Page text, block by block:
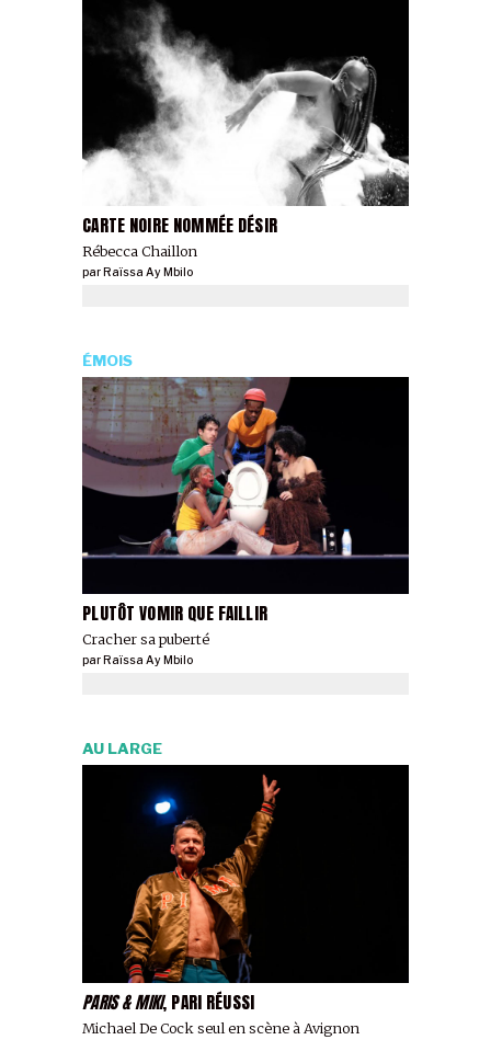
CARTE NOIRE NOMMÉE DÉSIR
Rébecca Chaillon
parRaïssa Ay Mbilo
PLUTÔT VOMIR QUE FAILLIR
Cracher sa puberté
ÉMOIS
par Raïssa Ay Mbilo
PARIS & MIKI, PARI RÉUSSI
Michael De Cock seul en scène à Avignon
AU LARGE